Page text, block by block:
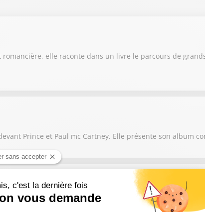
elle raconte dans un livre le parcours de
Prince et Paul mc Cartney. Elle présente son album
artistique du Festival de Ramatuelle